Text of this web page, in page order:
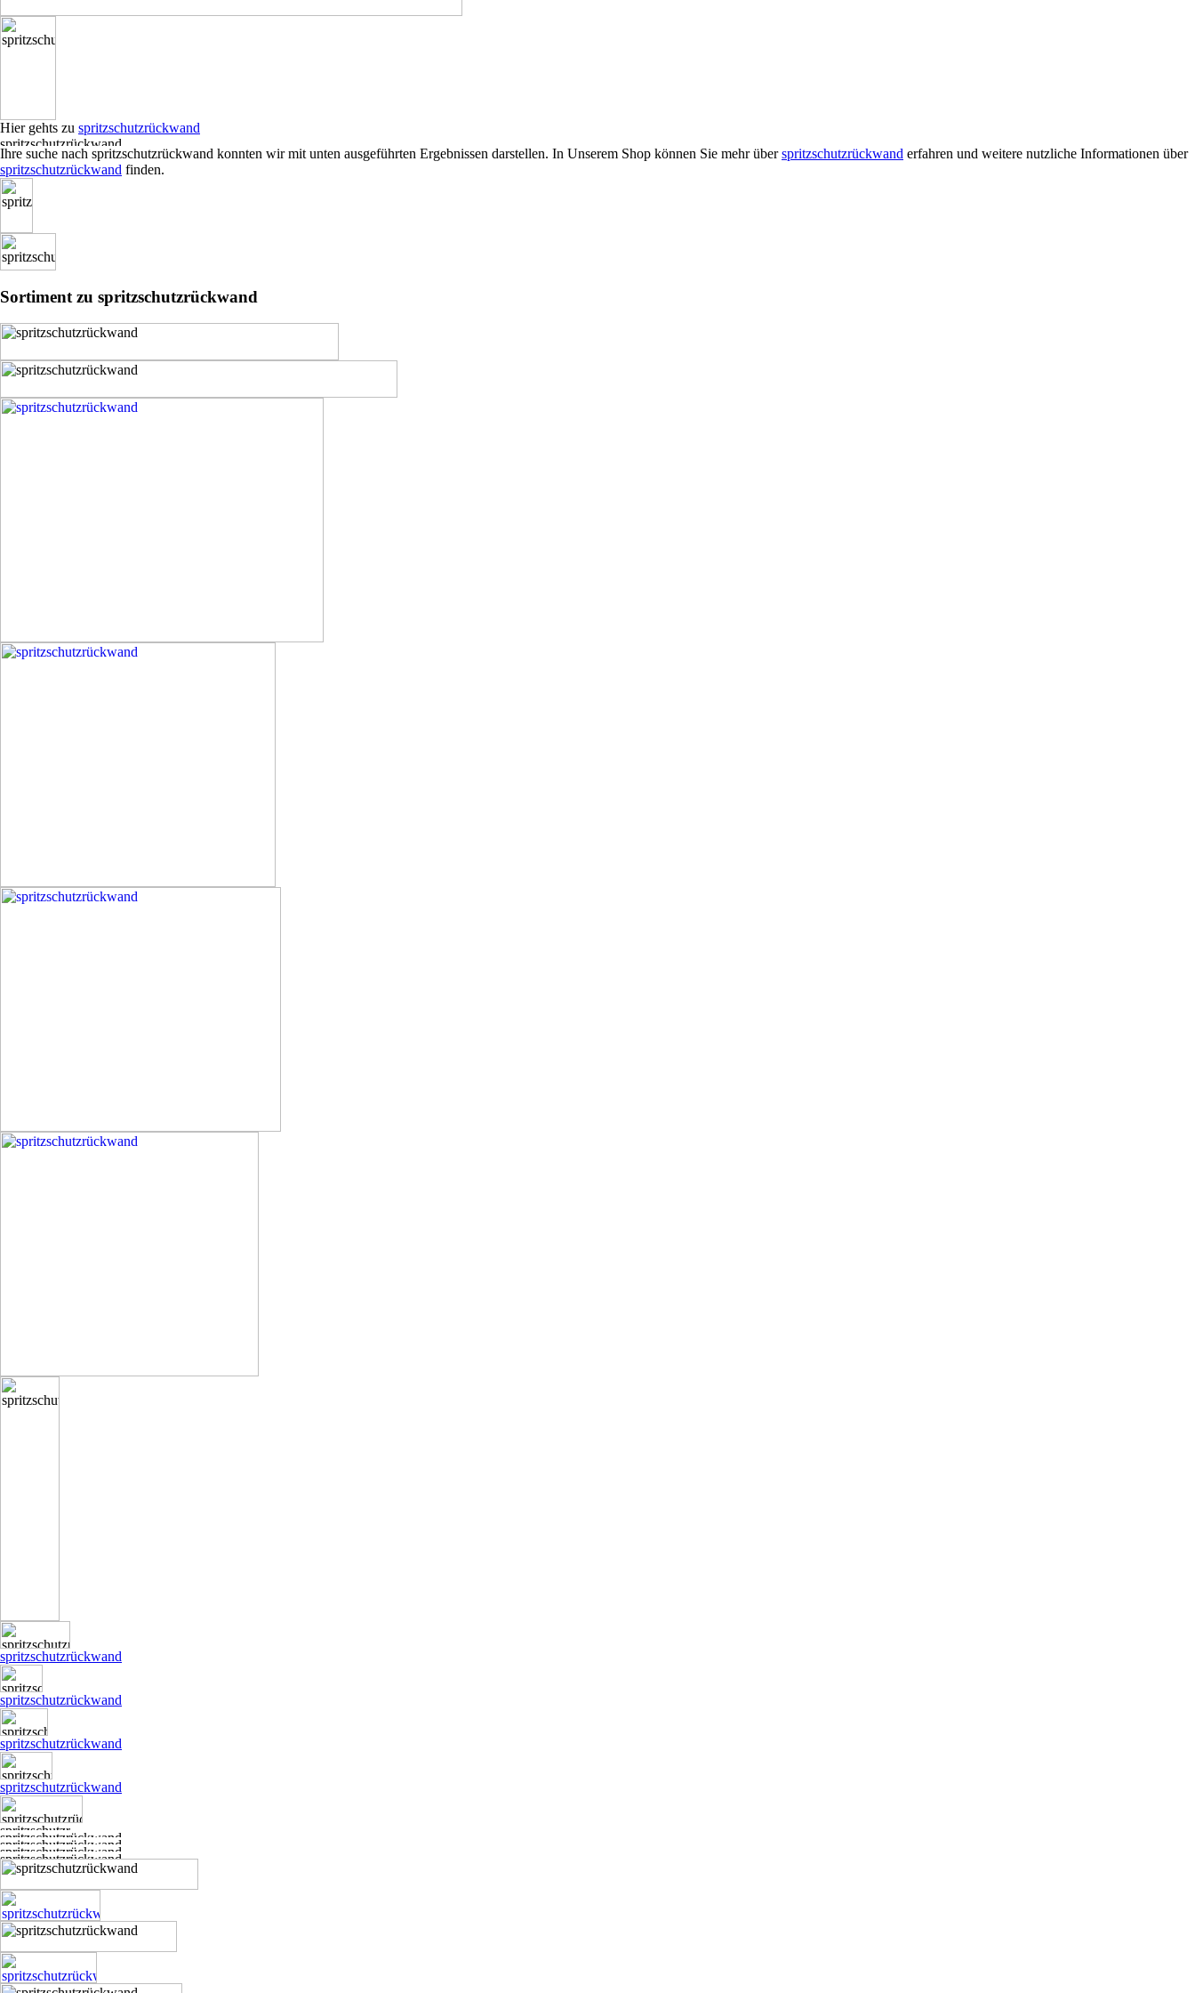
Hier gehts zu spritzschutzrückwand
Ihre suche nach spritzschutzrückwand konnten wir mit unten ausgeführten Ergebnissen darstellen. In Unserem Shop können Sie mehr überspritzschutzrückwand erfahren und weitere nutzliche Informationen über
spritzschutzrückwand finden.
Sortiment zu spritzschutzrückwand
spritzschutzrückwand
spritzschutzrückwand
spritzschutzrückwand
spritzschutzrückwand